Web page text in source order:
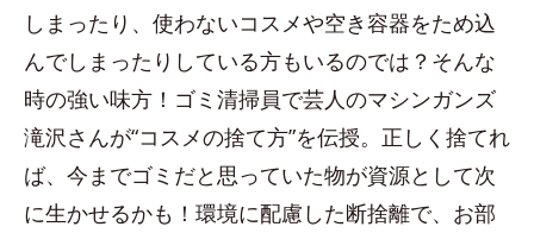
しまったり、使わないコスメや空き容器をため込
んでしまったりしている方もいるのでは？そんな
時の強い味方！ゴミ清掃員で芸人のマシンガンズ
滝沢さんが“コスメの捨て方”を伝授。正しく捨てれ
ば、今までゴミだと思っていた物が資源として次
に生かせるかも！環境に配慮した断捨離で、お部